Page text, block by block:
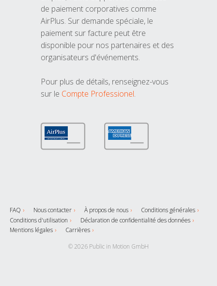
de paiement corporatives comme
AirPlus. Sur demande spéciale, le
paiement sur facture peut être
disponible pour nos partenaires et des
organisateurs d'événements.
Pour plus de détails, renseignez-vous
sur le Compte Professionel.
FAQ Nous contacter À propos de nous
Conditions générales
Conditions d'utilisation
Déclaration de confidentialité des données
Mentions légales
Carrières
© 2026 Public in Motion GmbH